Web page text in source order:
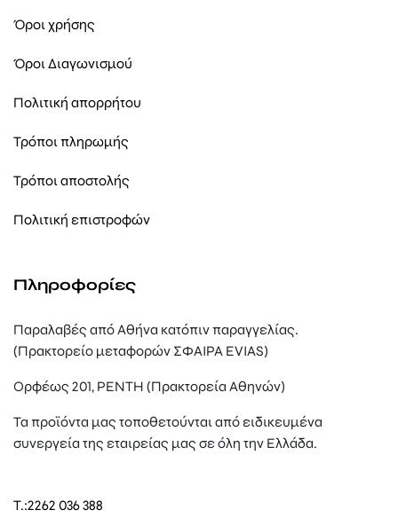
Όροι χρήσης
Όροι Διαγωνισμού
Πολιτική απορρήτου
Τρόποι πληρωμής
Τρόποι αποστολής
Πολιτική επιστροφών
Πληροφορίες
Παραλαβές από Αθήνα κατόπιν παραγγελίας.
(Πρακτορείο μεταφορών ΣΦΑΙΡΑ EVIAS)
Ορφέως 201, ΡΕΝΤΗ (Πρακτορεία Αθηνών)
Τα προϊόντα μας τοποθετούνται από ειδικευμένα
συνεργεία της εταιρείας μας σε όλη την Ελλάδα.
T.:2262 036 388